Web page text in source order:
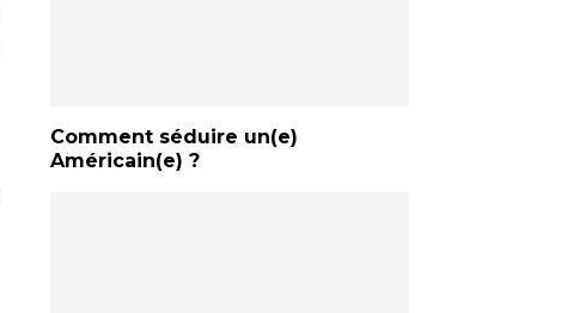
Comment séduire un(e)
Américain(e) ?